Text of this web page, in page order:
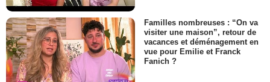
Familles nombreuses : “On va
visiter une maison”, retour de
vacances et déménagement en
vue pour Emilie et Franck
Fanich ?